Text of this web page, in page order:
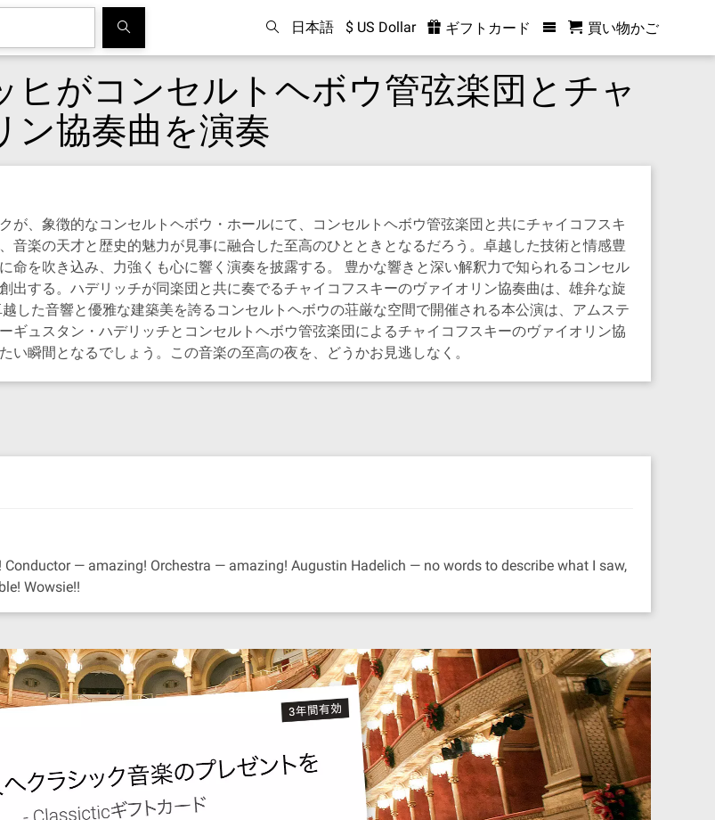
日本語 $ US Dollar ギフトカード 買い物かご
がコンセルトヘボウ管弦楽団とチャ
ン協奏曲を演奏
、象徴的なコンセルトヘボウ・ホールにて、コンセルトヘボウ管弦楽団と共にチャイコフスキ
音楽の天才と歴史的魅力が見事に融合した至高のひとときとなるだろう。卓越した技術と情感豊
命を吹き込み、力強くも心に響く演奏を披露する。 豊かな響きと深い解釈力で知られるコンセル
出する。ハデリッチが同楽団と共に奏でるチャイコフスキーのヴァイオリン協奏曲は、雄弁な旋
した音響と優雅な建築美を誇るコンセルトヘボウの荘厳な空間で開催される本公演は、アムステ
ギュスタン・ハデリッチとコンセルトヘボウ管弦楽団によるチャイコフスキーのヴァイオリン協
瞬間となるでしょう。この音楽の至高の夜を、どうかお見逃しなく。
— amazing! Orchestra — amazing! Augustin Hadelich — no words to describe what I saw,
Wowsie!!